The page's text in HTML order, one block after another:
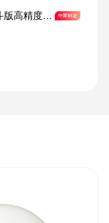
版高精度参